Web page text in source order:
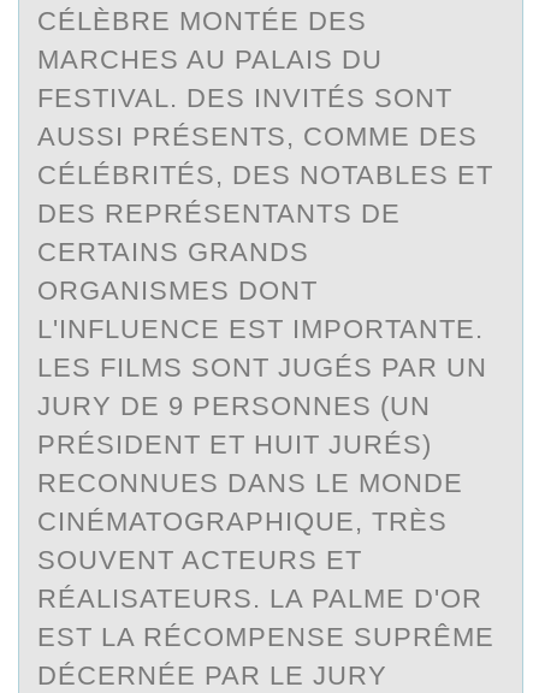
CÉLÈBRE MONTÉE DES
MARCHES AU PALAIS DU
FESTIVAL. DES INVITÉS SONT
AUSSI PRÉSENTS, COMME DES
CÉLÉBRITÉS, DES NOTABLES ET
DES REPRÉSENTANTS DE
CERTAINS GRANDS
ORGANISMES DONT
L'INFLUENCE EST IMPORTANTE.
LES FILMS SONT JUGÉS PAR UN
JURY DE 9 PERSONNES (UN
PRÉSIDENT ET HUIT JURÉS)
RECONNUES DANS LE MONDE
CINÉMATOGRAPHIQUE, TRÈS
SOUVENT ACTEURS ET
RÉALISATEURS. LA PALME D'OR
EST LA RÉCOMPENSE SUPRÊME
DÉCERNÉE PAR LE JURY